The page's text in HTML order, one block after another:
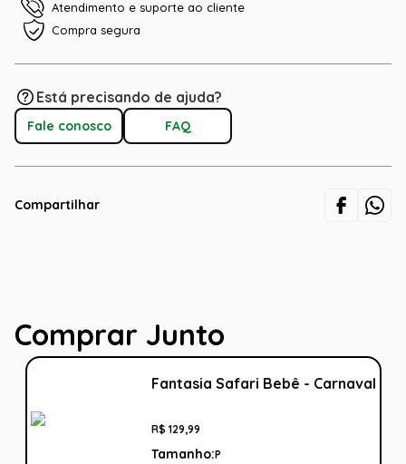
Atendimento e suporte ao cliente
Compra segura
Está precisando de ajuda?
Fale conosco FAQ
Compartilhar
Comprar Junto
Fantasia Safari Bebê - Carnaval
R$ 129,99
Tamanho:P